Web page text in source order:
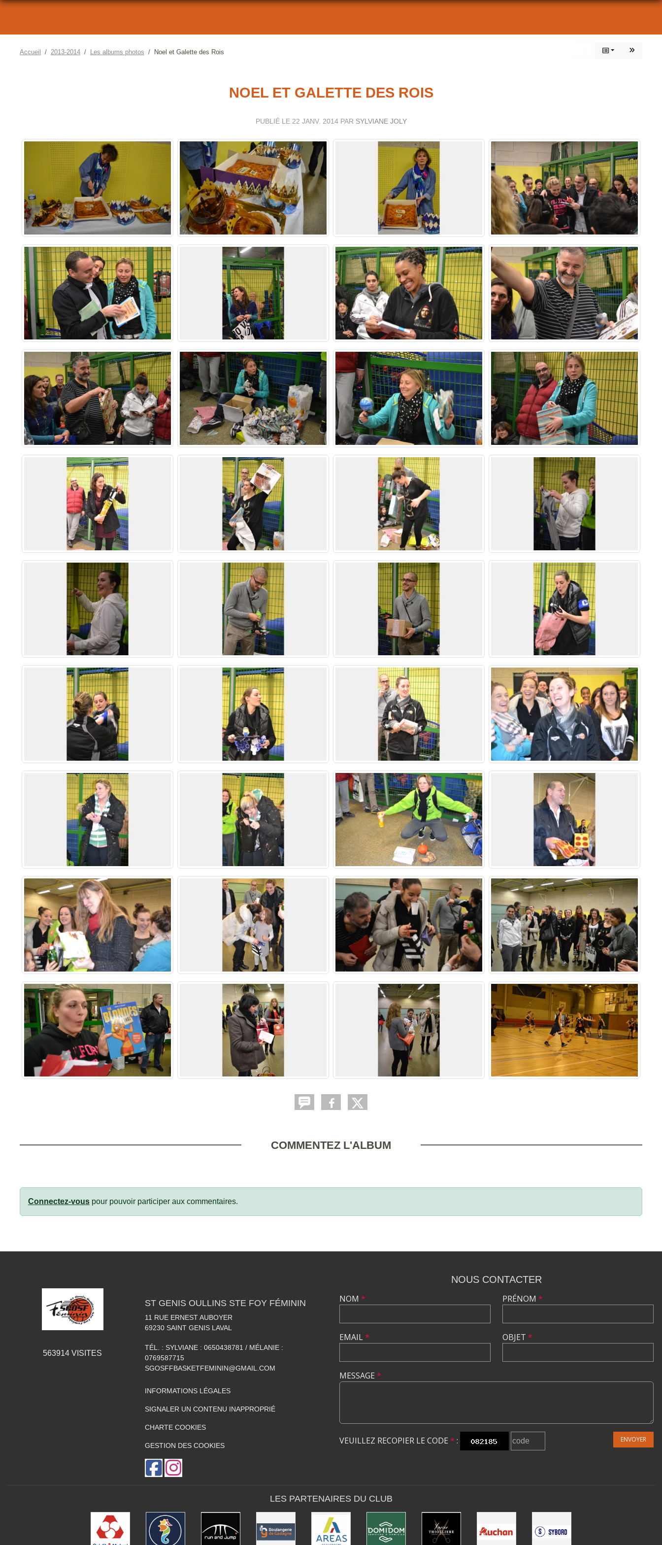
Accueil 2013-2014 Les albums photos Noel et Galette des Rois
NOEL ET GALETTE DES ROIS
PUBLIÉ LE 22 JANV. 2014PAR SYLVIANE JOLY
COMMENTEZ L'ALBUM
Connectez-vous pour pouvoir participer aux commentaires.
563914 VISITES
ST GENIS OULLINS STE FOY FÉMININ
11 RUE ERNEST AUBOYER
69230 SAINT GENIS LAVAL
TÉL. : SYLVIANE : 0650438781 / MÉLANIE :
0769587715
SGOSFFBASKETFEMININ@GMAIL.COM
INFORMATIONS LÉGALES
SIGNALER UN CONTENU INAPPROPRIÉ
CHARTE COOKIES
GESTION DES COOKIES
NOUS CONTACTER
NOM *
EMAIL*
PRÉNOM *
OBJET *
MESSAGE *
VEUILLEZ RECOPIER LE CODE * : ENVOYER
LES PARTENAIRES DU CLUB